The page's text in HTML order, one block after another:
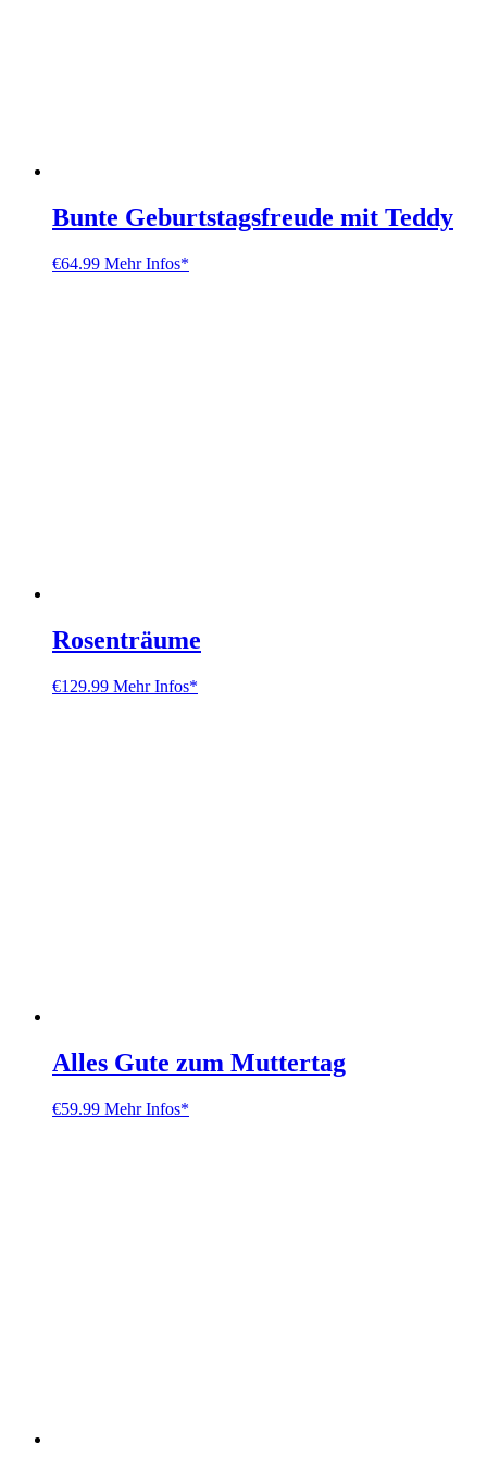
Bunte Geburtstagsfreude mit Teddy
€64.99 Mehr Infos*
Rosenträume
€129.99 Mehr Infos*
Alles Gute zum Muttertag
€59.99 Mehr Infos*